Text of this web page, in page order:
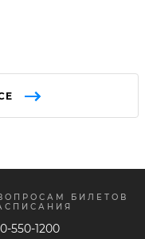
БИЛЕТОВ
550-1200